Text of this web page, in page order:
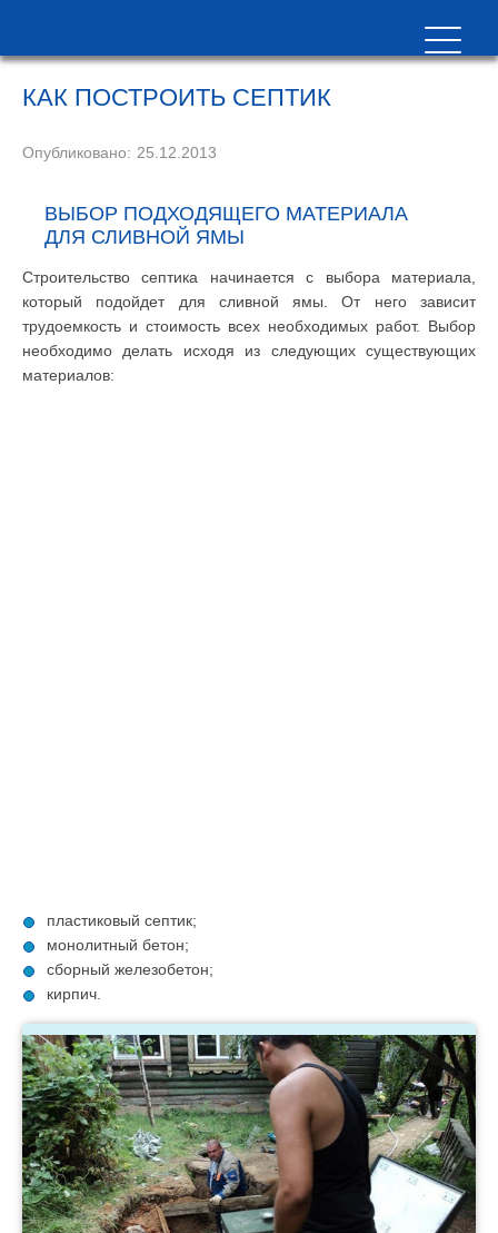
КАК ПОСТРОИТЬ СЕПТИК
Опубликовано: 25.12.2013
ВЫБОР ПОДХОДЯЩЕГО МАТЕРИАЛА
ДЛЯ СЛИВНОЙ ЯМЫ
Строительство септика начинается с выбора материала,
который подойдет для сливной ямы. От него зависит
трудоемкость и стоимость всех необходимых работ. Выбор
необходимо делать исходя из следующих существующих
материалов:
пластиковый септик;
монолитный бетон;
сборный железобетон;
кирпич.